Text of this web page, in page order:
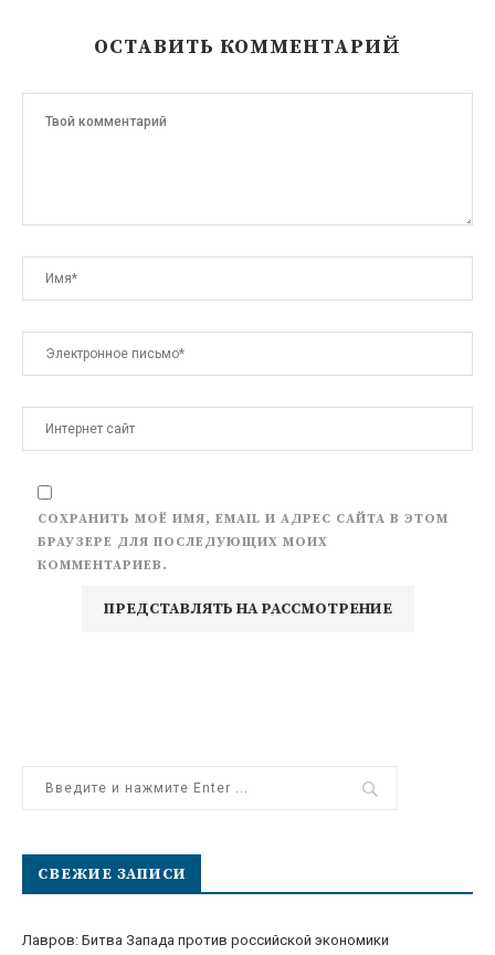
ОСТАВИТЬ КОММЕНТАРИЙ
СОХРАНИТЬ МОЁ ИМЯ, EMAIL И АДРЕС САЙТА В ЭТОМ
БРАУЗЕРЕ ДЛЯ ПОСЛЕДУЮЩИХ МОИХ
КОММЕНТАРИЕВ.
СВЕЖИЕ ЗАПИСИ
Лавров: Битва Запада против российской экономики